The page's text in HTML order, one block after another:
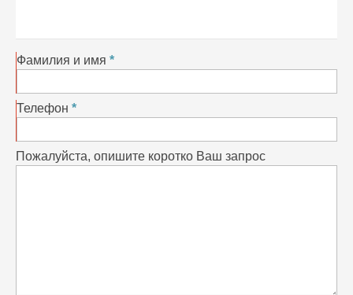
Фамилия и имя
Телефон
Пожалуйста, опишите коротко Ваш запрос